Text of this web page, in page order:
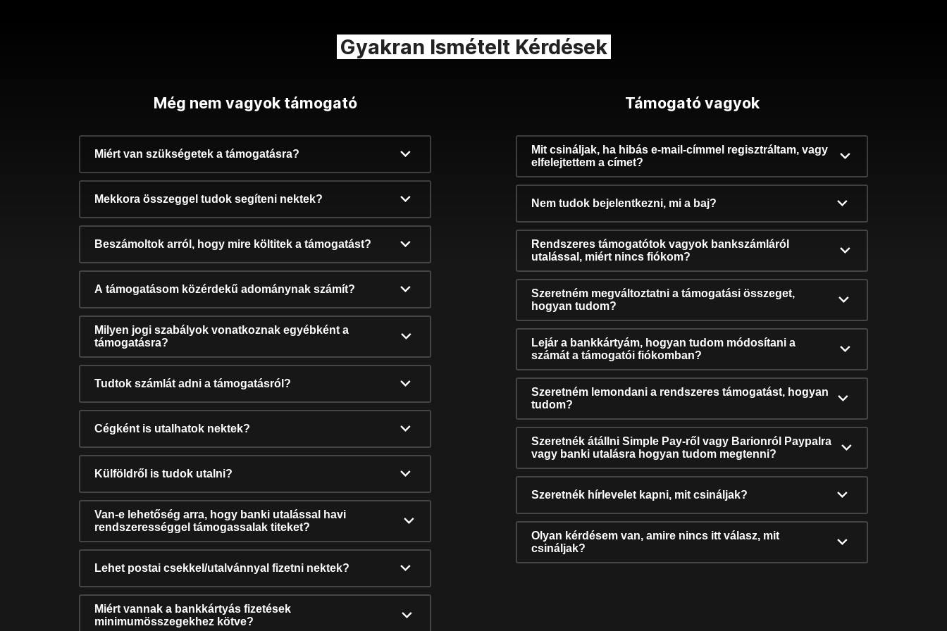
Gyakran Ismételt Kérdések
Még nem vagyok támogató
Miért van szükségetek a támogatásra?
Mekkora összeggel tudok segíteni nektek?
Beszámoltok arról, hogy mire költitek a támogatást?
A támogatásom közérdekű adománynak számít?
Milyen jogi szabályok vonatkoznak egyébként a
támogatásra?
Tudtok számlát adni a támogatásról?
Cégként is utalhatok nektek?
Külföldről is tudok utalni?
Van-e lehetőség arra, hogy banki utalással havi
rendszerességgel támogassalak titeket?
Lehet postai csekkel/utalvánnyal fizetni nektek?
Miért vannak a bankkártyás fizetések
minimumösszegekhez kötve?
Támogató vagyok
Mit csináljak, ha hibás e-mail-címmel regisztráltam, vagy
elfelejtettem a címet?
Nem tudok bejelentkezni, mi a baj?
Rendszeres támogatótok vagyok bankszámláról
utalással, miért nincs fiókom?
Szeretném megváltoztatni a támogatási összeget,
hogyan tudom?
Lejár a bankkártyám, hogyan tudom módosítani a
számát a támogatói fiókomban?
Szeretném lemondani a rendszeres támogatást, hogyan
tudom?
Szeretnék átállni Simple Pay-ről vagy Barionról Paypalra
vagy banki utalásra hogyan tudom megtenni?
Szeretnék hírlevelet kapni, mit csináljak?
Olyan kérdésem van, amire nincs itt válasz, mit
csináljak?